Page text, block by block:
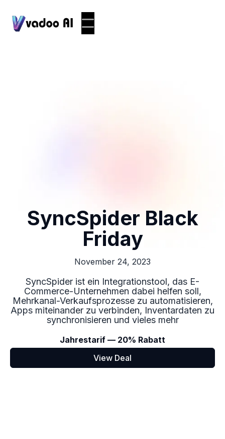
SyncSpider Black
Friday
November 24, 2023
SyncSpider ist ein Integrationstool, das E-
Commerce-Unternehmen dabei helfen soll,
Mehrkanal-Verkaufsprozesse zu automatisieren,
Apps miteinander zu verbinden, Inventardaten zu
synchronisieren und vieles mehr
Jahrestarif — 20% Rabatt
View Deal